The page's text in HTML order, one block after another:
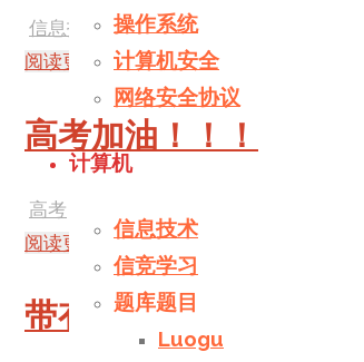
操作系统
计算机安全
网络安全协议
计算机
信息技术
信竞学习
题库题目
Luogu
信息技术 /字符串/模拟
阅读更多 "程序设计实验5"
高考加油！！！
高考
阅读更多
"高考加油！！！"
带有绝对值的导数问题